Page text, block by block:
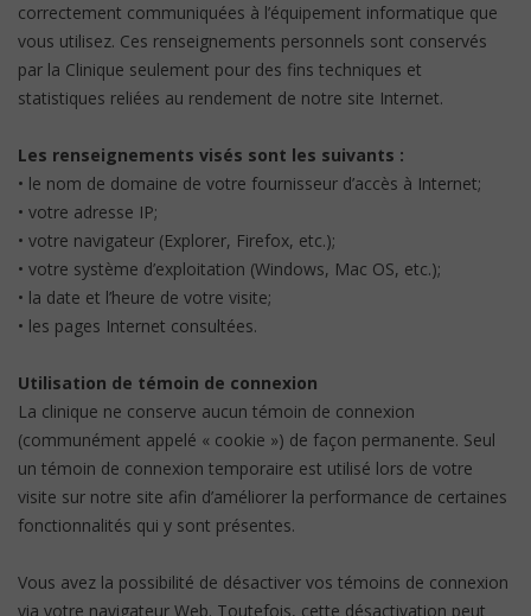
correctement communiquées à l’équipement informatique que
vous utilisez. Ces renseignements personnels sont conservés
par la Clinique seulement pour des fins techniques et
statistiques reliées au rendement de notre site Internet.
Les renseignements visés sont les suivants :
• le nom de domaine de votre fournisseur d’accès à Internet;
• votre adresse IP;
• votre navigateur (Explorer, Firefox, etc.);
• votre système d’exploitation (Windows, Mac OS, etc.);
• la date et l’heure de votre visite;
• les pages Internet consultées.
Utilisation de témoin de connexion
La clinique ne conserve aucun témoin de connexion
(communément appelé « cookie ») de façon permanente. Seul
un témoin de connexion temporaire est utilisé lors de votre
visite sur notre site afin d’améliorer la performance de certaines
fonctionnalités qui y sont présentes.
Vous avez la possibilité de désactiver vos témoins de connexion
via votre navigateur Web. Toutefois, cette désactivation peut